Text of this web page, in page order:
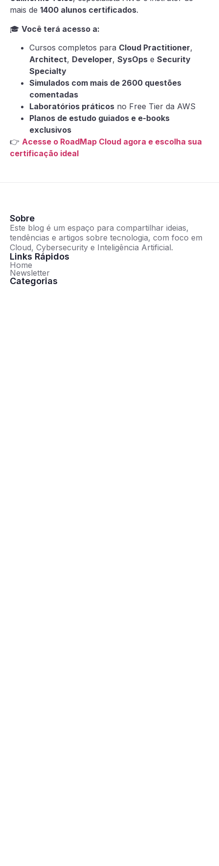
mais de 1400 alunos certificados.
🎓 Você terá acesso a:
Cursos completos para Cloud Practitioner,
Architect, Developer, SysOps e Security
Specialty
Simulados com mais de 2600 questões
comentadas
Laboratórios práticos no Free Tier da AWS
Planos de estudo guiados e e-books
exclusivos
👉 Acesse o RoadMap Cloud agora e escolha sua
certificação ideal
Sobre
Este blog é um espaço para compartilhar ideias,
tendências e artigos sobre tecnologia, com foco em
Cloud, Cybersecurity e Inteligência Artificial.
Links Rápidos
Home
Newsletter
Categorias